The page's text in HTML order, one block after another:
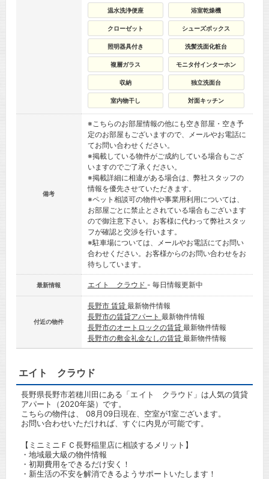
温水洗浄便座 浴室乾燥機
クローゼット シューズボックス
照明器具付き 洗髪洗面化粧台
複層ガラス モニタ付インターホン
収納 独立洗面台
室内物干し 対面キッチン
備考
※こちらのお部屋情報の他にも空き部屋・空き予
定のお部屋もございますので、メールやお電話に
てお問い合わせください。
※掲載している物件がご成約している場合もござ
いますのでご了承ください。
※掲載詳細に相違がある場合は、弊社スタッフの
情報を優先させていただきます。
※ペット相談可の物件や事業用利用については、
お部屋ごとに禁止とされている場合もございます
ので御注意下さい。お客様に代わって弊社スタッ
フが確認と交渉を行います。
※駐車場については、メールやお電話にてお問い
合わせください。お客様からのお問い合わせをお
待ちしています。
最新情報 エイト クラウド - 毎日情報更新中
付近の物件
長野市 賃貸 最新物件情報
長野市の賃貸アパート 最新物件情報
長野市のオートロックの賃貸 最新物件情報
長野市の敷金礼金なしの賃貸 最新物件情報
エイト クラウド
長野県長野市若穂川田にある「エイト クラウド」は人気の賃貸
アパート（2020年築）です。
こちらの物件は、 08月09日現在、空室が1室ございます。
お問い合わせいただければ、すぐに内見が可能です。
【ミニミニＦＣ長野稲里店に相談するメリット】
・地域最大級の物件情報
・初期費用をできるだけ安く！
・新生活の不安を解消できるようサポートいたします！